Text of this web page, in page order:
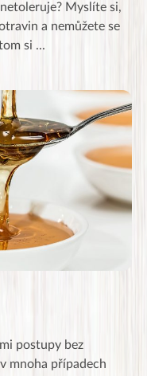
Myslíte si,
a nemůžete se
si ...
postupy bez
mnoha případech